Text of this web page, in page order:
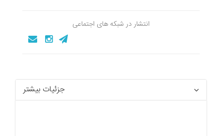
انتشار در شبکه های اجتماعی
جزئیات بیشتر